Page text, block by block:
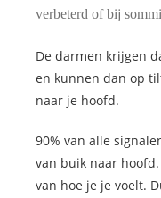
verbeterd of bij
De darmen krijgen
en kunnen dan op
naar je hoofd.
90% van alle
van buik naar
van hoe je je voelt.